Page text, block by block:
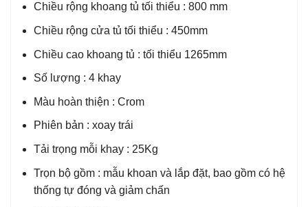
Chiều rộng khoang tủ tối thiểu : 800 mm
Chiều rộng cửa tủ tối thiểu : 450mm
Chiều cao khoang tủ : tối thiểu 1265mm
Số lượng : 4 khay
Màu hoàn thiện : Crom
Phiên bản : xoay trái
Tải trọng mỗi khay : 25Kg
Trọn bộ gồm : mẫu khoan và lắp đặt, bao gồm có hệ
thống tự đóng và giảm chấn